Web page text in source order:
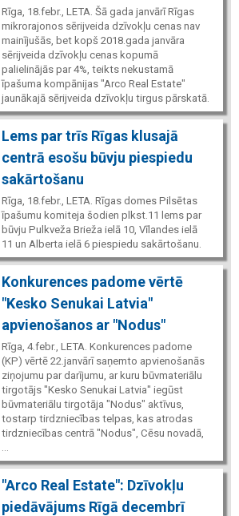
Rīga, 18.febr., LETA. Šā gada janvārī Rīgas
mikrorajonos sērijveida dzīvokļu cenas nav
mainījušās, bet kopš 2018.gada janvāra
sērijveida dzīvokļu cenas kopumā
palielinājās par 4%, teikts nekustamā
īpašuma kompānijas "Arco Real Estate"
jaunākajā sērijveida dzīvokļu tirgus pārskatā.
Lems par trīs Rīgas klusajā
centrā esošu būvju piespiedu
sakārtošanu
Rīga, 18.febr., LETA. Rīgas domes Pilsētas
īpašumu komiteja šodien plkst.11 lems par
būvju Pulkveža Brieža ielā 10, Vīlandes ielā
11 un Alberta ielā 6 piespiedu sakārtošanu.
Konkurences padome vērtē
"Kesko Senukai Latvia"
apvienošanos ar "Nodus"
Rīga, 4.febr., LETA. Konkurences padome
(KP) vērtē 22.janvārī saņemto apvienošanās
ziņojumu par darījumu, ar kuru būvmateriālu
tirgotājs "Kesko Senukai Latvia" iegūst
būvmateriālu tirgotāja "Nodus" aktīvus,
tostarp tirdzniecības telpas, kas atrodas
tirdzniecības centrā "Nodus", Cēsu novadā,
"Arco Real Estate": Dzīvokļu
piedāvājums Rīgā decembrī